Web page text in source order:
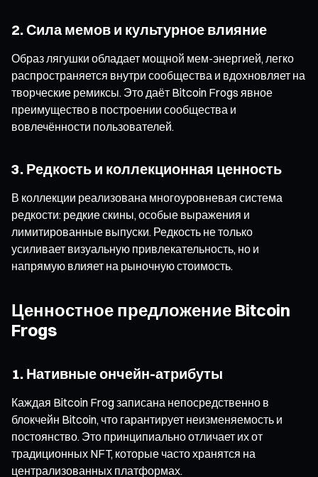
2. Сила мемов и культурное влияние
Образ лягушки обладает мощной мем-энергией, легко
распространяется внутри сообщества и вдохновляет на
творческие ремиксы. Это даёт Bitcoin Frogs явное
преимущество в построении сообщества и
вовлечённости пользователей.
3. Редкость и коллекционная ценность
В коллекции реализована многоуровневая система
редкости: редкие скины, особые выражения и
лимитированные выпуски. Редкость не только
усиливает визуальную привлекательность, но и
напрямую влияет на рыночную стоимость.
Ценностное предложение Bitcoin
Frogs
1. Нативные ончейн-атрибуты
Каждая Bitcoin Frog записана непосредственно в
блокчейн Bitcoin, что гарантирует неизменяемость и
постоянство. Это принципиально отличает их от
традиционных NFT, которые часто хранятся на
централизованных платформах.